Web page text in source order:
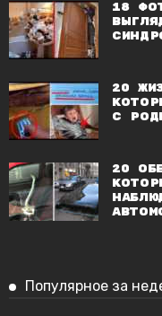
18
20
с
20
Популярное за